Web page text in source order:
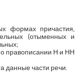
формах причастия,
(отыменных и
о правописании Н и НН
данные части речи.